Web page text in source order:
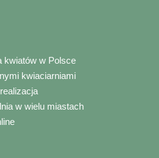
kwiatów w Polsce
kwiaciarniami
w wielu miastach